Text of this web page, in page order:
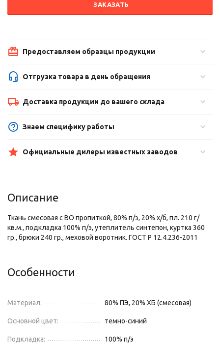
ЗАКАЗАТЬ
Предоставляем образцы продукции
Отгрузка товара в день обращения
Доставка продукции до вашего склада
Знаем специфику работы
Официальные дилеры известных заводов
Описание
Ткань смесовая с ВО пропиткой, 80% п/э, 20% х/б, пл. 210 г/
кв.м., подкладка 100% п/э, утеплитель синтепон, куртка 360
гр., брюки 240 гр., меховой воротник. ГОСТ Р 12.4.236-2011
Особенности
Материал: 80% ПЭ, 20% ХБ (смесовая)
Основной цвет: темно-синий
Подкладка: 100% п/э